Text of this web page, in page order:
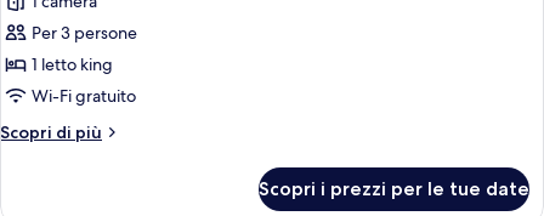
foto
per
One
Bedroom
Suite
Per 3 persone
1 letto king
Wi-Fi gratuito
Scopri di più
Altri
Scopri i prezzi per le tue date